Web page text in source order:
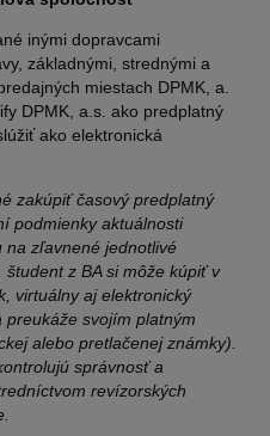
inými dopravcami
základnými, strednými a
miestach DPMK, a.
DPMK, a.s. ako predplatný
ako elektronická
zakúpiť časový predplatný
podmienky aktuálnosti
na zľavnené jednotlivé
z BA si môže kúpiť v
virtuálny aj elektronický
svojím platným
alebo pretlačenej známky).
správnosť a
revízorských